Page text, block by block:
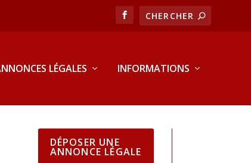
LÉGALES INFORMATIONS
DÉPOSER UNE
ANNONCE LÉGALE